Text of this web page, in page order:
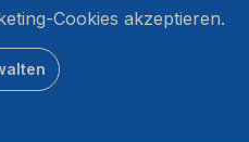
Cookies akzeptieren.